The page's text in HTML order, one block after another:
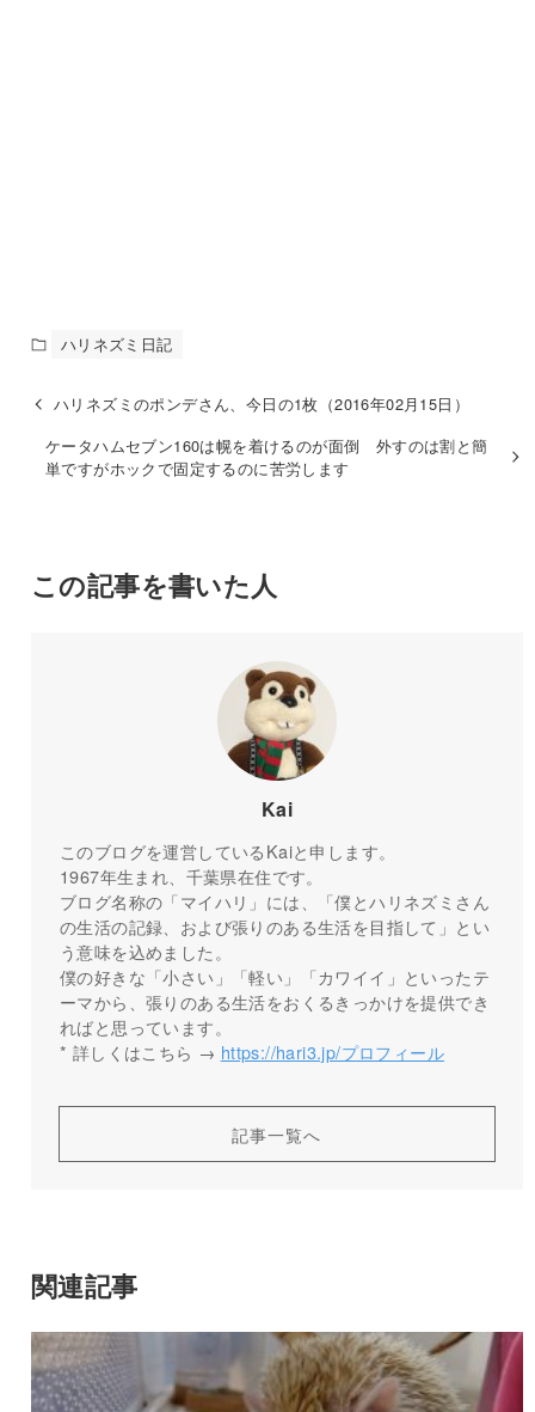
ハリネズミ日記
ハリネズミのポンデさん、今日の1枚（2016年02月15日）
ケータハムセブン160は幌を着けるのが面倒 外すのは割と簡
単ですがホックで固定するのに苦労します
この記事を書いた人
Kai
このブログを運営しているKaiと申します。
1967年生まれ、千葉県在住です。
ブログ名称の「マイハリ」には、「僕とハリネズミさん
の生活の記録、および張りのある生活を目指して」とい
う意味を込めました。
僕の好きな「小さい」「軽い」「カワイイ」といったテ
ーマから、張りのある生活をおくるきっかけを提供でき
ればと思っています。
* 詳しくはこちら → https://hari3.jp/プロフィール
記事一覧へ
関連記事